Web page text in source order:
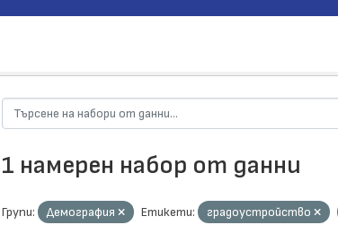
1 намерен набор от данни
Групи: Демография Етикети: градоустройство